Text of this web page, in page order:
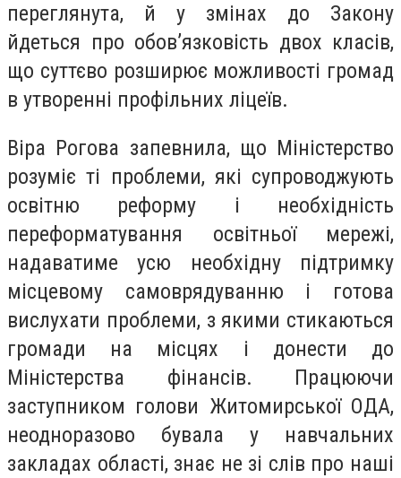
переглянута, й у змінах до Закону
йдеться про обов’язковість двох класів,
що суттєво розширює можливості громад
в утворенні профільних ліцеїв.
Віра Рогова запевнила, що Міністерство
розуміє ті проблеми, які супроводжують
освітню реформу і необхідність
переформатування освітньої мережі,
надаватиме усю необхідну підтримку
місцевому самоврядуванню і готова
вислухати проблеми, з якими стикаються
громади на місцях і донести до
Міністерства фінансів. Працюючи
заступником голови Житомирської ОДА,
неодноразово бувала у навчальних
закладах області, знає не зі слів про наші